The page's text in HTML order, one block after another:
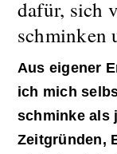
dafür, sich
schminken
Aus eigener
ich mich
schminke als
Zeitgründen,